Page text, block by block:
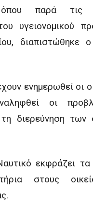
όπου παρά τις
υγειονομικού
διαπιστώθηκε
ενημερωθεί οι
οι
τη διερεύνηση των
εκφράζει τα
στους